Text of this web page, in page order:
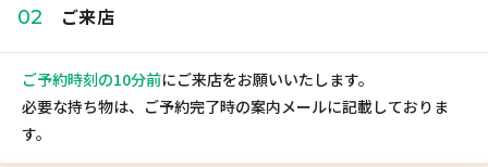
02 ご来店
ご予約時刻の10分前にご来店をお願いいたします。
必要な持ち物は、ご予約完了時の案内メールに記載しておりま
す。